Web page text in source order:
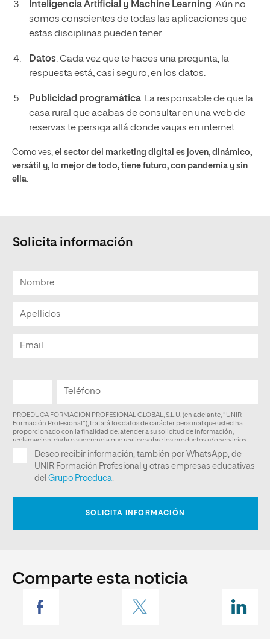
Inteligencia Artificial y Machine Learning. Aún no
somos conscientes de todas las aplicaciones que
estas disciplinas pueden tener.
Datos. Cada vez que te haces una pregunta, la
respuesta está, casi seguro, en los datos.
Publicidad programática. La responsable de que la
casa rural que acabas de consultar en una web de
reservas te persiga allá donde vayas en internet.
Como ves, el sector del marketing digital es joven, dinámico,
versátil y, lo mejor de todo, tiene futuro, con pandemia y sin
ella
Solicita información
Comparte esta noticia